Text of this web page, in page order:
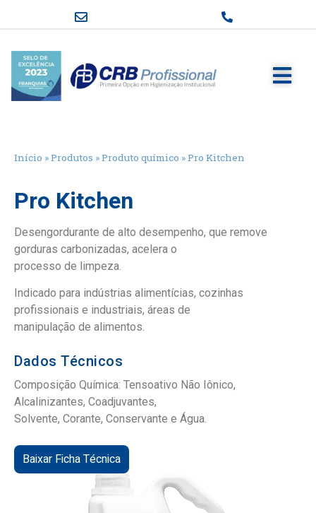
Início »Produtos »Produto químico »Pro Kitchen
Pro Kitchen
Desengordurante de alto desempenho, que remove
gorduras carbonizadas, acelera o
processo de limpeza.
Indicado para indústrias alimentícias, cozinhas
profissionais e industriais, áreas de
manipulação de alimentos.
Dados Técnicos
Composição Química: Tensoativo Não Iônico,
Alcalinizantes, Coadjuvantes,
Solvente, Corante, Conservante e Água.
Baixar Ficha Técnica